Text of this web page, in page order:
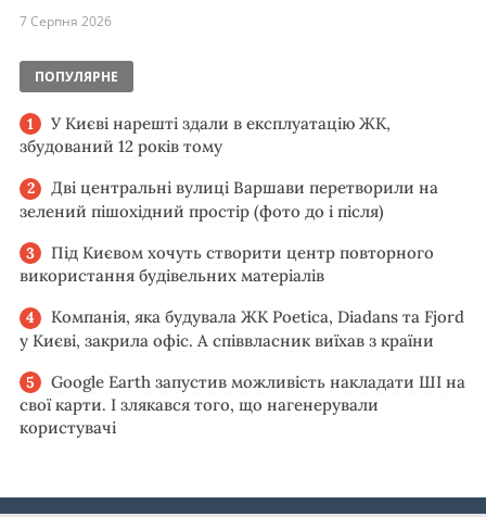
7 Серпня 2026
ПОПУЛЯРНЕ
У Києві нарешті здали в експлуатацію ЖК,
збудований 12 років тому
Дві центральні вулиці Варшави перетворили на
зелений пішохідний простір (фото до і після)
Під Києвом хочуть створити центр повторного
використання будівельних матеріалів
Компанія, яка будувала ЖК Poetica, Diadans та Fjord
у Києві, закрила офіс. А співвласник виїхав з країни
Google Earth запустив можливість накладати ШІ на
свої карти. І злякався того, що нагенерували
користувачі